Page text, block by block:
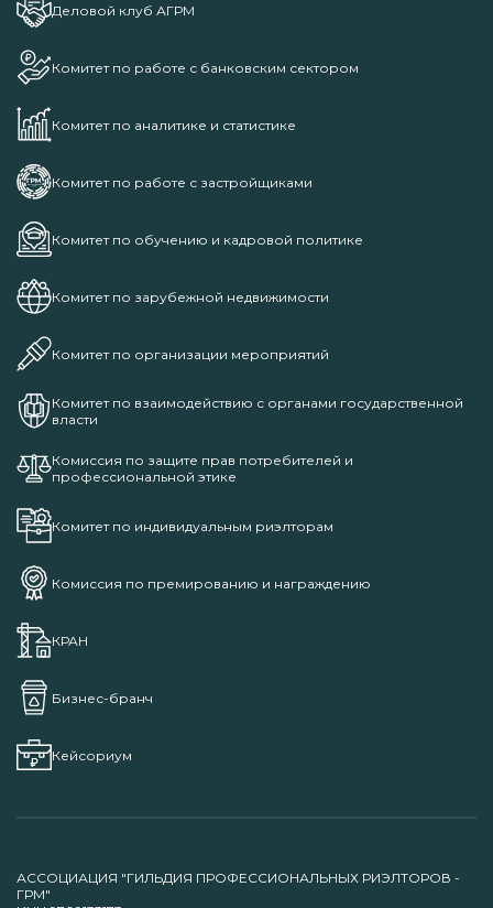
Деловой клуб АГРМ
Комитет по работе с банковским сектором
Комитет по аналитике и статистике
Комитет по работе с застройщиками
Комитет по обучению и кадровой политике
Комитет по зарубежной недвижимости
Комитет по организации мероприятий
Комитет по взаимодействию с органами государственной
власти
Комиссия по защите прав потребителей и
профессиональной этике
Комитет по индивидуальным риэлторам
Комиссия по премированию и награждению
КРАН
Бизнес-бранч
Кейсориум
АССОЦИАЦИЯ "ГИЛЬДИЯ ПРОФЕССИОНАЛЬНЫХ РИЭЛТОРОВ -
ГРМ"